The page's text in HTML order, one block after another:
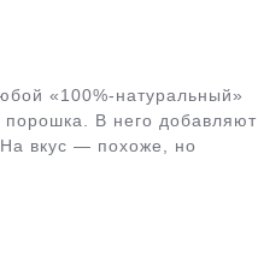
«100%-натуральный»
порошка. В него добавляют
На вкус — похоже, но